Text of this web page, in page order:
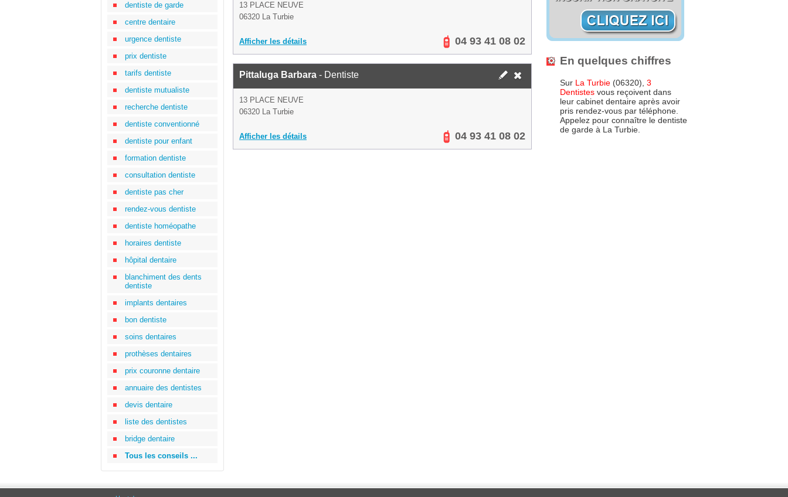
dentiste de garde
centre dentaire
urgence dentiste
prix dentiste
tarifs dentiste
dentiste mutualiste
recherche dentiste
dentiste conventionné
dentiste pour enfant
formation dentiste
consultation dentiste
dentiste pas cher
rendez-vous dentiste
dentiste homéopathe
horaires dentiste
hôpital dentaire
blanchiment des dents
dentiste
implants dentaires
bon dentiste
soins dentaires
prothèses dentaires
prix couronne dentaire
annuaire des dentistes
devis dentaire
liste des dentistes
bridge dentaire
Tous les conseils ...
13 PLACE NEUVE
06320 La Turbie
Afficher les détails 04 93 41 08 02
Pittaluga Barbara - Dentiste
13 PLACE NEUVE
06320 La Turbie
Afficher les détails 04 93 41 08 02
En quelques chiffres
Sur La Turbie (06320), 3
Dentistes vous reçoivent dans
leur cabinet dentaire après avoir
pris rendez-vous par téléphone.
Appelez pour connaître le dentiste
de garde à La Turbie.